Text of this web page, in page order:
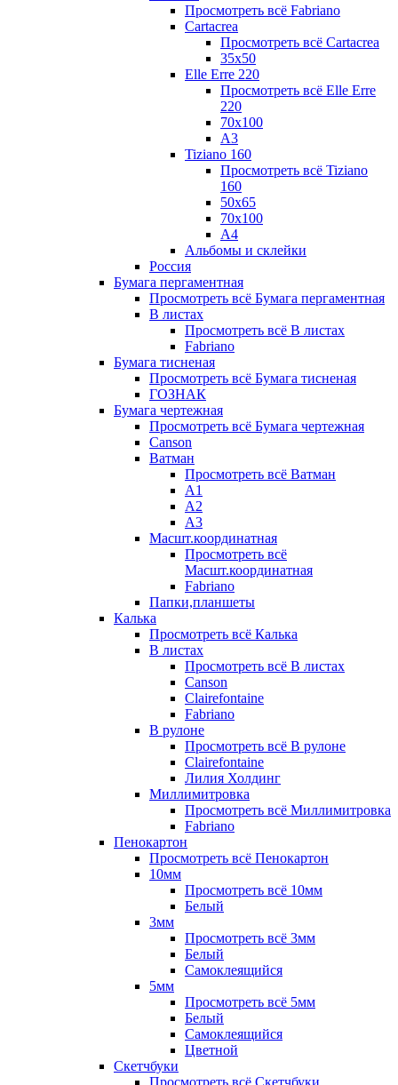
Просмотреть всё Fabriano
Cartacrea
Просмотреть всё Cartacrea
35х50
Elle Erre 220
Просмотреть всё Elle Erre
220
70х100
А3
Tiziano 160
Просмотреть всё Tiziano
160
50х65
70х100
А4
Альбомы и склейки
Россия
Бумага пергаментная
Просмотреть всё Бумага пергаментная
В листах
Просмотреть всё В листах
Fabriano
Бумага тисненая
Просмотреть всё Бумага тисненая
ГОЗНАК
Бумага чертежная
Просмотреть всё Бумага чертежная
Canson
Ватман
Просмотреть всё Ватман
А1
А2
А3
Масшт.координатная
Просмотреть всё
Масшт.координатная
Fabriano
Папки,планшеты
Калька
Просмотреть всё Калька
В листах
Просмотреть всё В листах
Canson
Clairefontaine
Fabriano
В рулоне
Просмотреть всё В рулоне
Clairefontaine
Лилия Холдинг
Миллимитровка
Просмотреть всё Миллимитровка
Fabriano
Пенокартон
Просмотреть всё Пенокартон
10мм
Просмотреть всё 10мм
Белый
3мм
Просмотреть всё 3мм
Белый
Самоклеящийся
5мм
Просмотреть всё 5мм
Белый
Самоклеящийся
Цветной
Скетчбуки
Просмотреть всё Скетчбуки